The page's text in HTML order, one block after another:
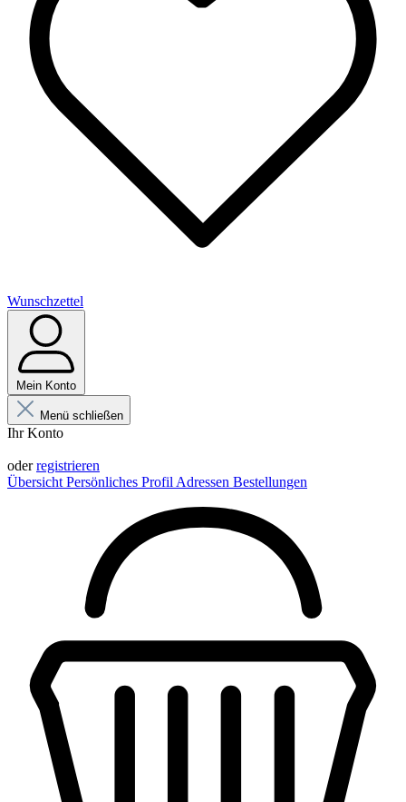
Wunschzettel
Mein Konto
Menü schließen
Ihr Konto
oderregistrieren
Übersicht Persönliches Profil Adressen Bestellungen